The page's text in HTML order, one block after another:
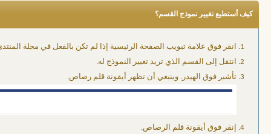
كيف أستطيع تغيير نموذج القسم؟
انقر فوق علامة تبويب الصفحة الرئيسية إذا لم تكن بالفعل في مجلة
انتقل إلى القسم الذي تريد تغيير النموذج له.
تأشير فوق الهيدر. وينبغي أن تظهر أيقونة قلم رصاص.
إنقر فوق أيقونة قلم الرصاص.